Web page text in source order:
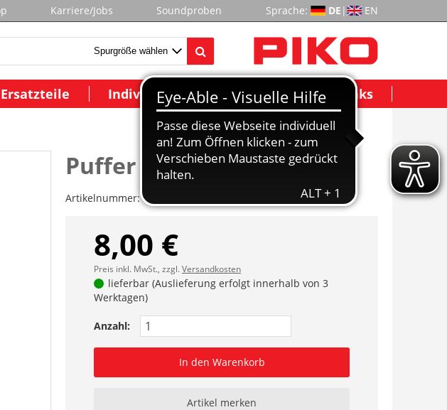
Karriere/Jobs Soundproben Sprache: DE | EN
Ersatzteile Individuelle Modelle Wichtige Links
Puffer (4 Stück)
Artikelnummer:ET40720-148
8,00 €
Preis inkl. MwSt., zzgl.Versandkosten
lieferbar (Auslieferung erfolgt innerhalb von 3
Werktagen)
Anzahl:
In den Warenkorb
Artikel merken